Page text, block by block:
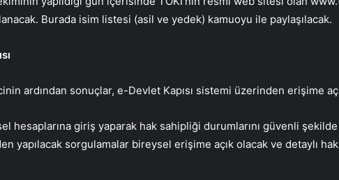
Burada isim listesi (asil ve yedek) kamuoyu ile paylaşılacak.
ardından sonuçlar, e-Devlet Kapısı sistemi üzerinden erişime
hesaplarına giriş yaparak hak sahipliği durumlarını güvenli
yapılacak sorgulamalar bireysel erişime açık olacak ve detaylı